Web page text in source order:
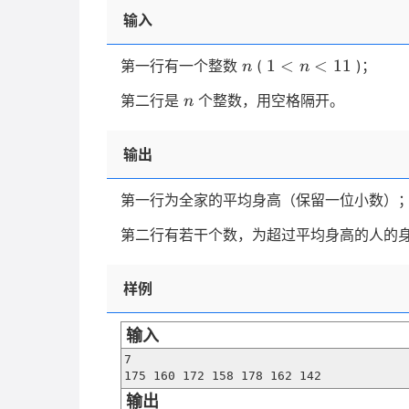
输入
第一行有一个整数 n
n ( 1
n
1 < n < 11 )；
第二行是 n
n 个整数，用空格隔开。
输出
第一行为全家的平均身高（保留一位小数）；
第二行有若干个数，为超过平均身高的人的
样例
输入
7
175 160 172 158 178 162 142
输出